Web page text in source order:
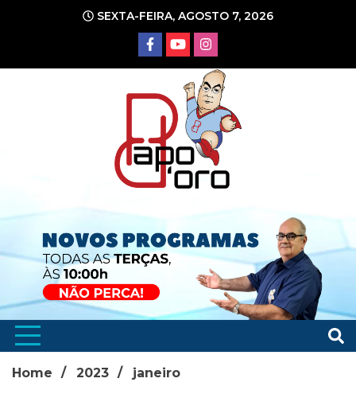
conteúdo
SEXTA-FEIRA, AGOSTO 7, 2026
Home 2023 janeiro